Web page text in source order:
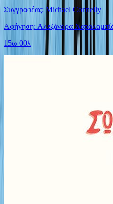
Συγγραφέας: Michael Connelly
Αφήγηση: Αλεξάνδρα
15ω 00λ